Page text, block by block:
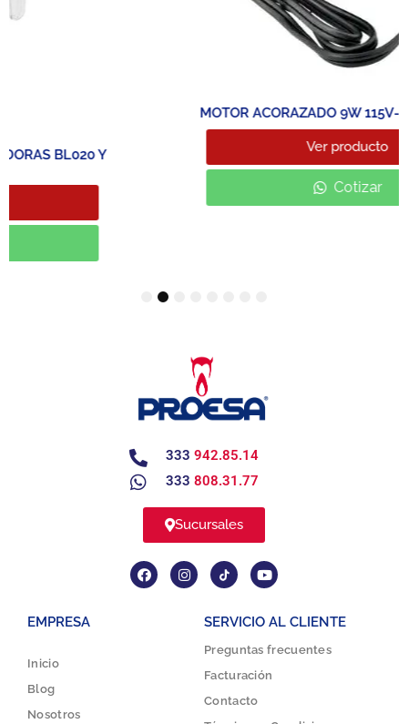
MOTOR ACORAZADO 9W 115V- MARCA AVALY
5
333 942.85.14
333 808.31.77
Sucursales
EMPRESA
Inicio
Blog
Nosotros
SERVICIO AL CLIENTE
Preguntas frecuentes
Facturación
Contacto